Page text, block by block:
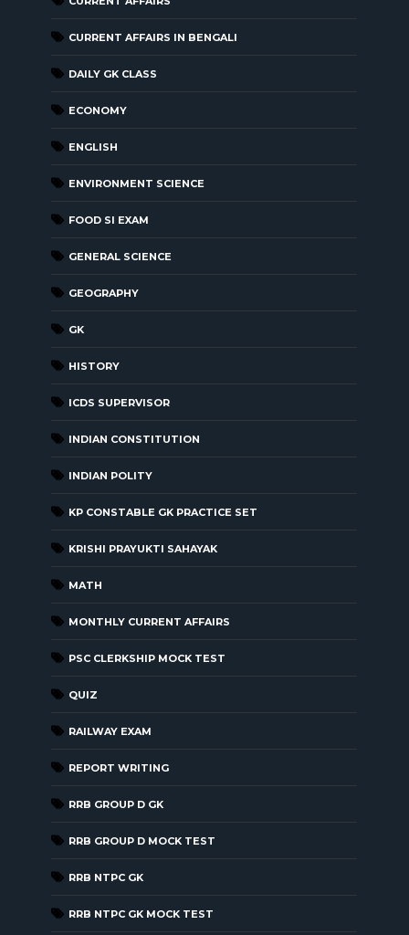
CURRENT AFFAIRS IN BENGALI
DAILY GK CLASS
ECONOMY
ENGLISH
ENVIRONMENT SCIENCE
FOOD SI EXAM
GENERAL SCIENCE
GEOGRAPHY
GK
HISTORY
ICDS SUPERVISOR
INDIAN CONSTITUTION
INDIAN POLITY
KP CONSTABLE GK PRACTICE SET
KRISHI PRAYUKTI SAHAYAK
MATH
MONTHLY CURRENT AFFAIRS
PSC CLERKSHIP MOCK TEST
QUIZ
RAILWAY EXAM
REPORT WRITING
RRB GROUP D GK
RRB GROUP D MOCK TEST
RRB NTPC GK
RRB NTPC GK MOCK TEST